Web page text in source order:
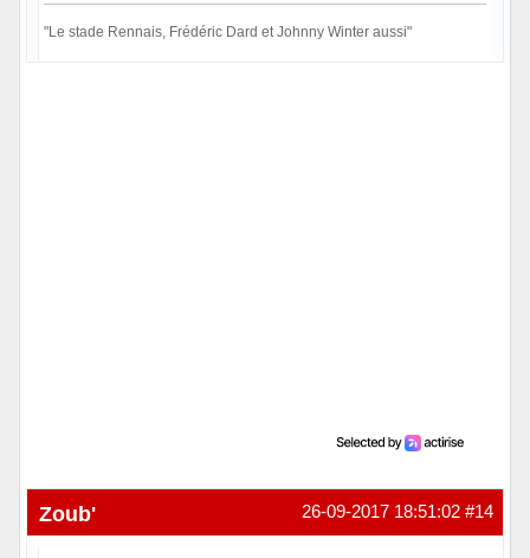
"Le stade Rennais, Frédéric Dard et Johnny Winter aussi"
#14
26-09-2017 18:51:02
Zoub'